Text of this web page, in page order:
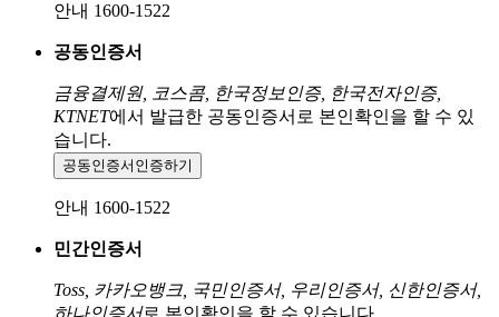
안내 1600-1522
공동인증서
금융결제원, 코스콤, 한국정보인증, 한국전자인증,
KTNET에서 발급한 공동인증서로 본인확인을 할 수 있
습니다.
공동인증서 인증하기
안내 1600-1522
민간인증서
Toss, 카카오뱅크, 국민인증서, 우리인증서, 신한인증서,